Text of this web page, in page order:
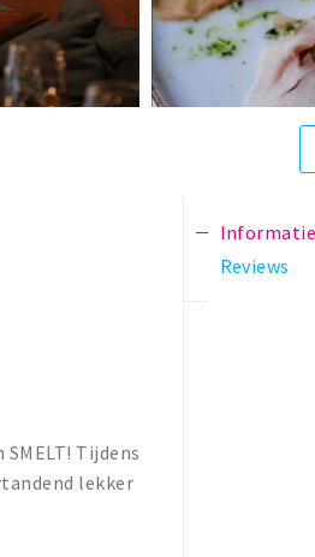
Tijdens
lekker
Informatie
Reviews